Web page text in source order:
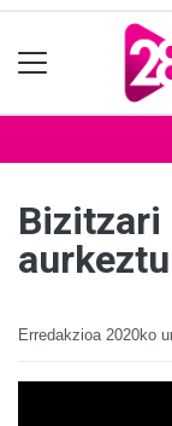
Bizitzari
Erredakzioa 2020ko